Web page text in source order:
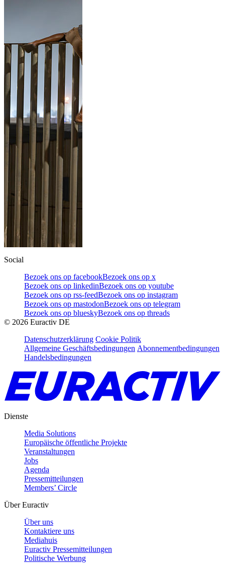
Social
Bezoek ons op facebookBezoek ons op x
Bezoek ons op linkedinBezoek ons op youtube
Bezoek ons op rss-feedBezoek ons op instagram
Bezoek ons op mastodonBezoek ons op telegram
Bezoek ons op blueskyBezoek ons op threads
© 2026 Euractiv DE
Datenschutzerklärung Cookie Politik
Allgemeine Geschäftsbedingungen Abonnementbedingungen
Handelsbedingungen
Dienste
Media Solutions
Europäische öffentliche Projekte
Veranstaltungen
Jobs
Agenda
Pressemitteilungen
Members’ Circle
Über Euractiv
Über uns
Kontaktiere uns
Mediahuis
Euractiv Pressemitteilungen
Politische Werbung